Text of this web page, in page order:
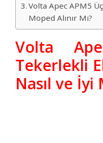
Volta Apec APM5
Moped Alınır Mı?
Volta
Tekerlekli
Nasıl ve İyi